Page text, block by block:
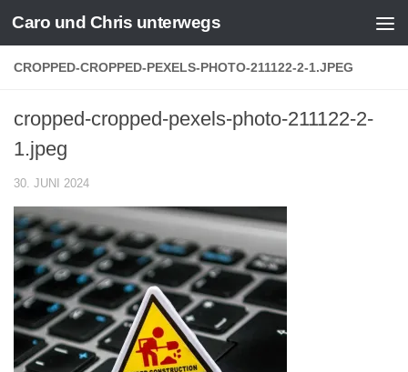
Zum Inhalt springen
Caro und Chris unterwegs
CROPPED-CROPPED-PEXELS-PHOTO-211122-2-1.JPEG
cropped-cropped-pexels-photo-211122-2-
1.jpeg
30. JUNI 2024